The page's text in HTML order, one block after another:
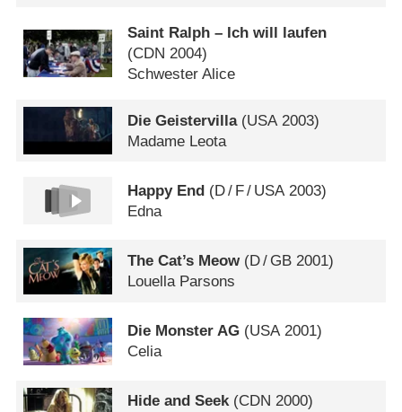
Saint Ralph – Ich will laufen
(CDN 2004)
Schwester Alice
Die Geistervilla(USA 2003)
Madame Leota
Happy End (D/ F/ USA 2003)
Edna
The Cat’s Meow (D/ GB 2001)
Louella Parsons
Die Monster AG (USA2001)
Celia
Hide and Seek(CDN 2000)